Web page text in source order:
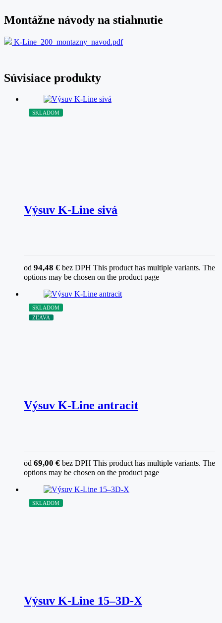
Montážne návody na stiahnutie
K-Line_200_montazny_navod.pdf
Súvisiace produkty
SKLADOM
Výsuv K-Line sivá
od 94,48 € bez DPH This product has multiple variants. The
options may be chosen on the product page
SKLADOM
ZĽAVA
Výsuv K-Line antracit
od 69,00 € bez DPH This product has multiple variants. The
options may be chosen on the product page
SKLADOM
Výsuv K-Line 15–3D-X